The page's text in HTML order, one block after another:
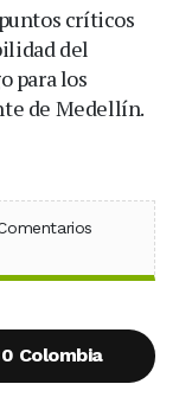
críticos
del
para los
de Medellín.
X (Twitter)
en WhatsApp
Colombia